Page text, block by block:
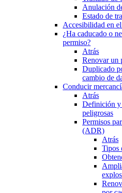
Anulación
Estado de
Accesibilidad en
¿Ha caducado o
permiso?
Atrás
Renovar un
Duplicado
cambio de
Conducir
Atrás
Definición y
peligrosas
Permisos
(ADR)
Atrás
Tipos